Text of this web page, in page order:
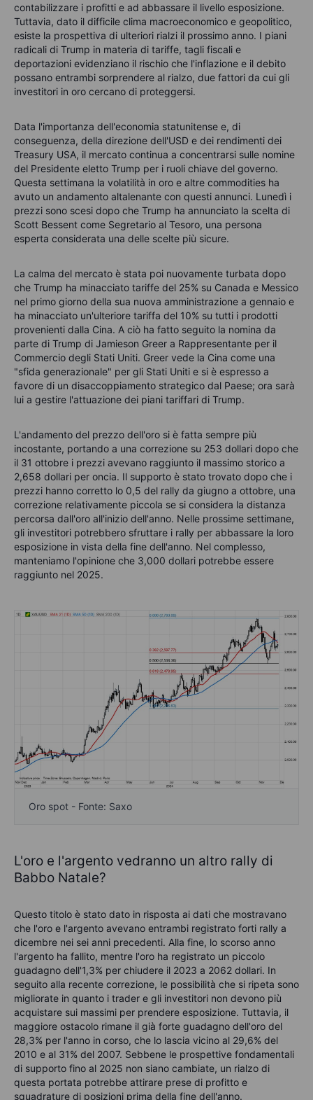
contabilizzare i profitti e ad abbassare il livello esposizione.
Tuttavia, dato il difficile clima macroeconomico e geopolitico,
esiste la prospettiva di ulteriori rialzi il prossimo anno. I piani
radicali di Trump in materia di tariffe, tagli fiscali e
deportazioni evidenziano il rischio che l'inflazione e il debito
possano entrambi sorprendere al rialzo, due fattori da cui gli
investitori in oro cercano di proteggersi.
Data l'importanza dell'economia statunitense e, di
conseguenza, della direzione dell'USD e dei rendimenti dei
Treasury USA, il mercato continua a concentrarsi sulle nomine
del Presidente eletto Trump per i ruoli chiave del governo.
Questa settimana la volatilità in oro e altre commodities ha
avuto un andamento altalenante con questi annunci. Lunedì i
prezzi sono scesi dopo che Trump ha annunciato la scelta di
Scott Bessent come Segretario al Tesoro, una persona
esperta considerata una delle scelte più sicure.
La calma del mercato è stata poi nuovamente turbata dopo
che Trump ha minacciato tariffe del 25% su Canada e Messico
nel primo giorno della sua nuova amministrazione a gennaio e
ha minacciato un'ulteriore tariffa del 10% su tutti i prodotti
provenienti dalla Cina. A ciò ha fatto seguito la nomina da
parte di Trump di Jamieson Greer a Rappresentante per il
Commercio degli Stati Uniti. Greer vede la Cina come una
"sfida generazionale" per gli Stati Uniti e si è espresso a
favore di un disaccoppiamento strategico dal Paese; ora sarà
lui a gestire l'attuazione dei piani tariffari di Trump.
L'andamento del prezzo dell'oro si è fatta sempre più
incostante, portando a una correzione su 253 dollari dopo che
il 31 ottobre i prezzi avevano raggiunto il massimo storico a
2,658 dollari per oncia. Il supporto è stato trovato dopo che i
prezzi hanno corretto lo 0,5 del rally da giugno a ottobre, una
correzione relativamente piccola se si considera la distanza
percorsa dall'oro all'inizio dell'anno. Nelle prossime settimane,
gli investitori potrebbero sfruttare i rally per abbassare la loro
esposizione in vista della fine dell'anno. Nel complesso,
manteniamo l'opinione che 3,000 dollari potrebbe essere
raggiunto nel 2025.
Oro spot - Fonte: Saxo
L'oro e l'argento vedranno un altro rally di
Babbo Natale?
Questo titolo è stato dato in risposta ai dati che mostravano
che l'oro e l'argento avevano entrambi registrato forti rally a
dicembre nei sei anni precedenti. Alla fine, lo scorso anno
l'argento ha fallito, mentre l'oro ha registrato un piccolo
guadagno dell'1,3% per chiudere il 2023 a 2062 dollari. In
seguito alla recente correzione, le possibilità che si ripeta sono
migliorate in quanto i trader e gli investitori non devono più
acquistare sui massimi per prendere esposizione. Tuttavia, il
maggiore ostacolo rimane il già forte guadagno dell'oro del
28,3% per l'anno in corso, che lo lascia vicino al 29,6% del
2010 e al 31% del 2007. Sebbene le prospettive fondamentali
di supporto fino al 2025 non siano cambiate, un rialzo di
questa portata potrebbe attirare prese di profitto e
squadrature di posizioni prima della fine dell'anno.